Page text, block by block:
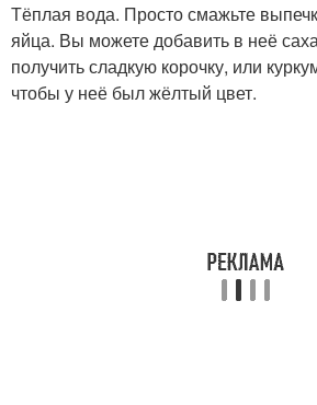
Тёплая вода. Просто смажьте
яйца. Вы можете добавить в неё
получить сладкую корочку, или
чтобы у неё был жёлтый цвет.